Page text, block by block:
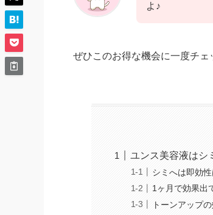
よ♪
ぜひこのお得な機会に一度チェ
ユンス美容液はシ
シミへは即効
1ヶ月で効果出
トーンアップ